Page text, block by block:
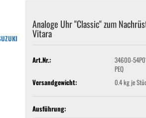
Analoge Uhr "Classic" zum
Vitara
Art.Nr.:
34600-
PEQ
Versandgewicht:
0.4kg je
Ausführung: